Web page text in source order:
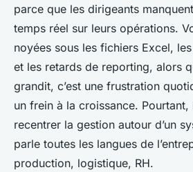
parce que les dirigeants
temps réel sur leurs opérations.
noyées sous les fichiers Excel,
et les retards de reporting, alors
grandit, c’est une frustration
un frein à la croissance.
recentrer la gestion autour d’un
parle toutes les langues de
production, logistique, RH.